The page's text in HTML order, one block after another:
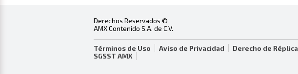
Derechos Reservados ©
AMX Contenido S.A. de C.V.
Términos de Uso Aviso de Privacidad Derecho de Réplica
SGSST AMX